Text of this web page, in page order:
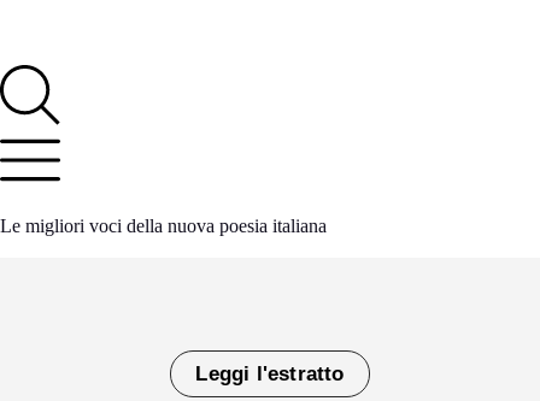
Le migliori voci della nuova poesia italiana
Leggi l'estratto